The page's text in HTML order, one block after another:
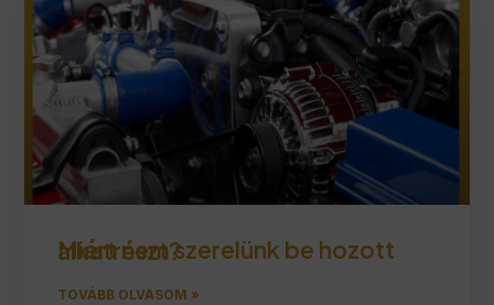
Miért nem szerelünk be hozott alkatrészt?
TOVÁBB OLVASOM »